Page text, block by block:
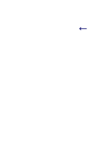
←